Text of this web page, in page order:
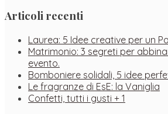
Articoli recenti
Laurea: 5 Idee creative per un
Matrimonio: 3 segreti per
evento.
Bomboniere solidali, 5 idee
Le fragranze di EsE: la Vaniglia
Confetti, tutti i gusti + 1